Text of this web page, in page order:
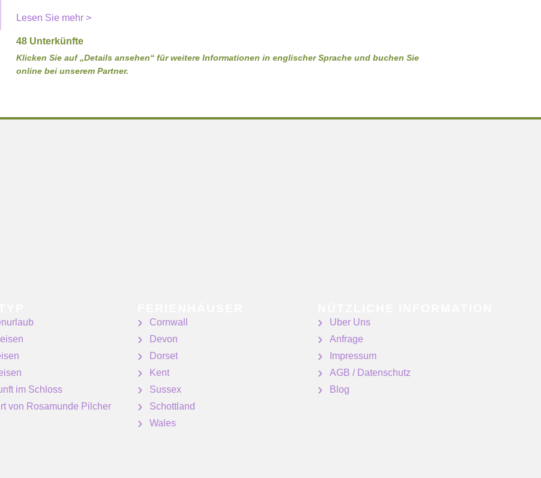
Lesen Sie mehr >
48 Unterkünfte
Klicken Sie auf „Details ansehen“ für weitere Informationen in englischer Sprache und buchen Sie
online bei unserem Partner.
im Schloss
von Rosamunde Pilcher
Cornwall
Devon
Dorset
Kent
Sussex
Schottland
Wales
Uber Uns
Anfrage
Impressum
AGB / Datenschutz
Blog